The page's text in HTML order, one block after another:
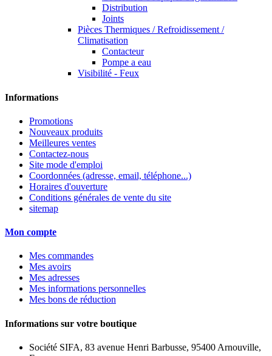
Distribution
Joints
Pièces Thermiques / Refroidissement /
Climatisation
Contacteur
Pompe a eau
Visibilité - Feux
Informations
Promotions
Nouveaux produits
Meilleures ventes
Contactez-nous
Site mode d'emploi
Coordonnées (adresse, email, téléphone...)
Horaires d'ouverture
Conditions générales de vente du site
sitemap
Mon compte
Mes commandes
Mes avoirs
Mes adresses
Mes informations personnelles
Mes bons de réduction
Informations sur votre boutique
Société SIFA, 83 avenue Henri Barbusse, 95400 Arnouville,